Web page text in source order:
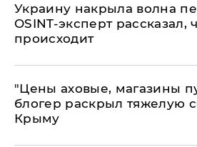
​Украину накрыла волна
OSINT-эксперт рассказал,
происходит
​"Цены аховые, магазины
блогер раскрыл тяжелую
Крыму